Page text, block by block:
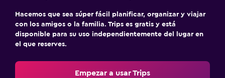
Hacemos que sea súper fácil planificar, organizar y viajar
con los amigos o la familia. Trips es gratis y está
disponible para su uso independientemente del lugar en
el que reserves.
Empezar a usar Trips